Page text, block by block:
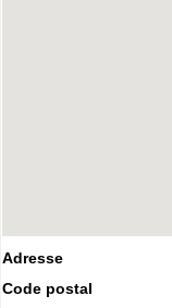
Adresse
Code postal